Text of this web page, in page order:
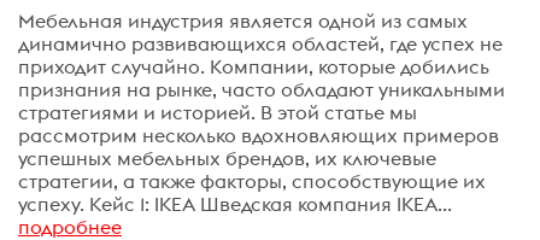
Мебельная индустрия является одной из самых
динамично развивающихся областей, где успех не
приходит случайно. Компании, которые добились
признания на рынке, часто обладают уникальными
стратегиями и историей. В этой статье мы
рассмотрим несколько вдохновляющих примеров
успешных мебельных брендов, их ключевые
стратегии, а также факторы, способствующие их
успеху. Кейс 1: IKEA Шведская компания IKEA...
подробнее